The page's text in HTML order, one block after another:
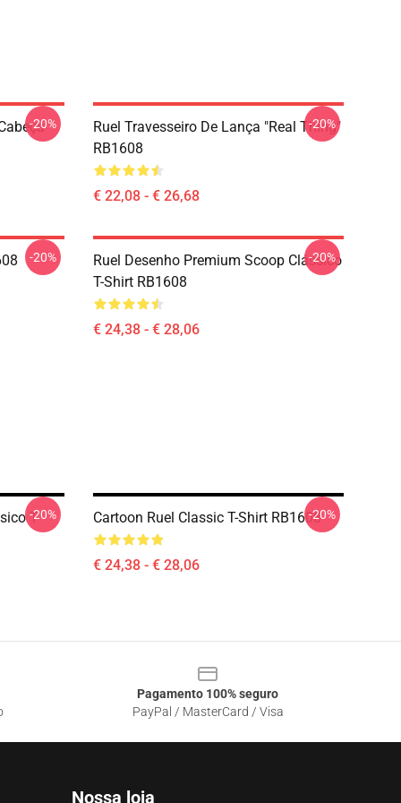
-20%
Ruel Travesseiro De Lança "Real Thing"
RB1608
€ 22,08 - € 26,68
-20%
-20%
Ruel Desenho Premium Scoop Clássico
T-Shirt RB1608
€ 24,38 - € 28,06
-20%
T-
-20% Cartoon Ruel Classic T-Shirt RB1608
€ 24,38 - € 28,06
-20%
Pagamento 100% seguro
PayPal / MasterCard / Visa
Nossa loja